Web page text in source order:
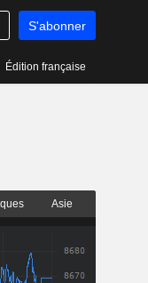
S'abonner
Édition française
Asie